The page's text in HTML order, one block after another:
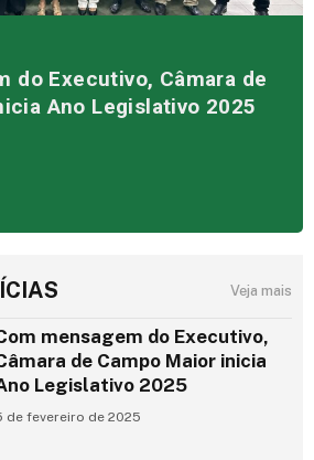
do Executivo, Câmara de
Ano Legislativo 2025
Veja mais
mensagem do Executivo,
de Campo Maior inicia
Legislativo 2025
de fevereiro de 2025